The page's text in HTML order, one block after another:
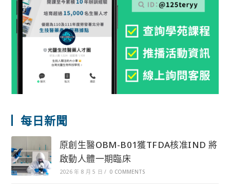
每日新聞
原創生醫OBM-B01獲TFDA核准IND 將
啟動人體一期臨床
2026 年 8 月 5 日 / 0 COMMENTS